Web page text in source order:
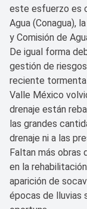
este esfuerzo es
Agua (Conagua),
y Comisión de
De igual forma
gestión de
reciente tormenta
Valle México
drenaje están
las grandes
drenaje ni a las
Faltan más obras
en la
aparición de
épocas de lluvias